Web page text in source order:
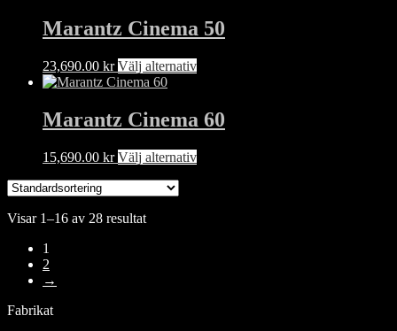
kan
väljas
på
produktsidan
har
flera
De
kan
väljas
på
produktsidan
Marantz Cinema 50
23,690.00 kr Välj alternativDen
har
flera
De
Marantz Cinema 60
15,690.00 kr Välj alternativDen
Visar 1–16 av 28 resultat
1
2
→
Fabrikat